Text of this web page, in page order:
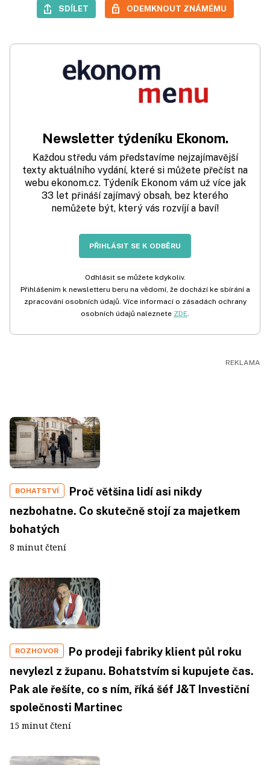
SDÍLET ODEMKNOUT ZNÁMÉMU
Newsletter týdeníku Ekonom.
Každou středu vám představíme nejzajímavější
texty aktuálního vydání, které si můžete přečíst na
webu ekonom.cz. Týdeník Ekonom vám už více jak
33 let přináší zajímavý obsah, bez kterého
nemůžete být, který vás rozvíjí a baví!
PŘIHLÁSIT SE K ODBĚRU
Odhlásit se můžete kdykoliv.
Přihlášením k newsletteru beru na vědomí, že dochází ke sbírání a
zpracování osobních údajů. Více informací o zásadách ochrany
osobních údajů naleznete ZDE.
BOHATSTVÍ
Proč většina lidí asi nikdy
nezbohatne. Co skutečně stojí za majetkem
bohatých
8 minut čtení
ROZHOVOR
Po prodeji fabriky klient půl roku
nevylezl z županu. Bohatstvím si kupujete čas.
Pak ale řešíte, co s ním, říká šéf J&T Investiční
společnosti Martinec
15 minut čtení